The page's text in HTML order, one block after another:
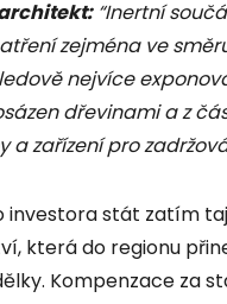
“Inertní
zejména ve
nejvíce
dřevinami a z
a zařízení pro
stát zatím
která do regionu
Kompenzace za